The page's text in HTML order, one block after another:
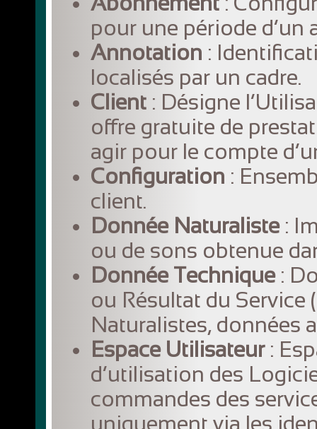
pour une période d’un
Annotation :
localisés par un cadre.
Client: Désigne
offre gratuite de
agir pour le compte
Configuration :
client.
Donnée Naturaliste:
ou de sons obtenue
Donnée Technique:
ou Résultat du Service
Naturalistes, données
Espace Utilisateur:
d’utilisation des
commandes des
uniquement via les